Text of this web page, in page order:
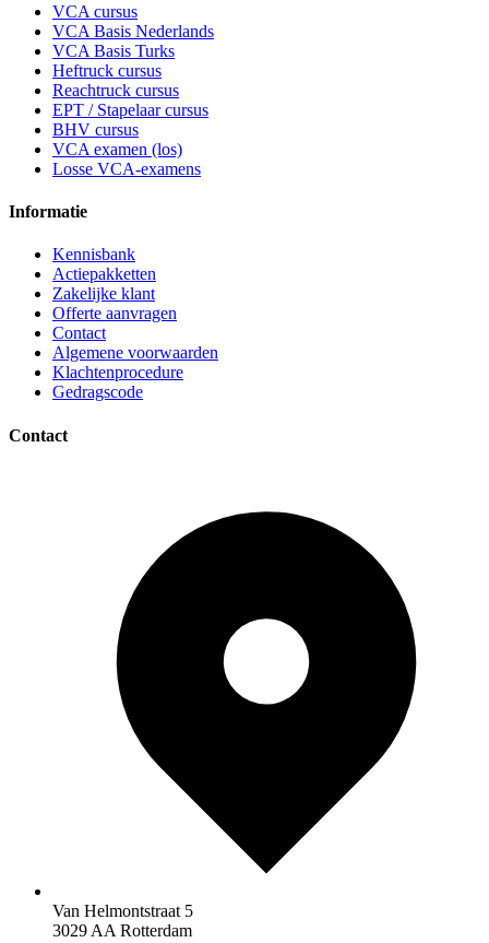
VCA cursus
VCA Basis Nederlands
VCA Basis Turks
Heftruck cursus
Reachtruck cursus
EPT / Stapelaar cursus
BHV cursus
VCA examen (los)
Losse VCA-examens
Informatie
Kennisbank
Actiepakketten
Zakelijke klant
Offerte aanvragen
Contact
Algemene voorwaarden
Klachtenprocedure
Gedragscode
Contact
Van Helmontstraat 5
3029 AA Rotterdam